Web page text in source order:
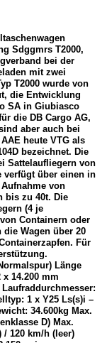
Koblenz
Sdggmrs T2000,
bei der
mit zwei
T2000 wurde von
die Entwicklung
SA in Giubiasco
die DB Cargo AG,
aber auch bei
heute VTG als
bezeichnet. Die
Sattelaufliegern von
verfügt über einen in
von
bis zu 40t. Die
(4 je
Containern oder
Wagen über 20
Für
Länge
14.200 mm
1 x Y25 Ls(s)i –
34.600kg Max.
D) Max.
120 km/h (leer)